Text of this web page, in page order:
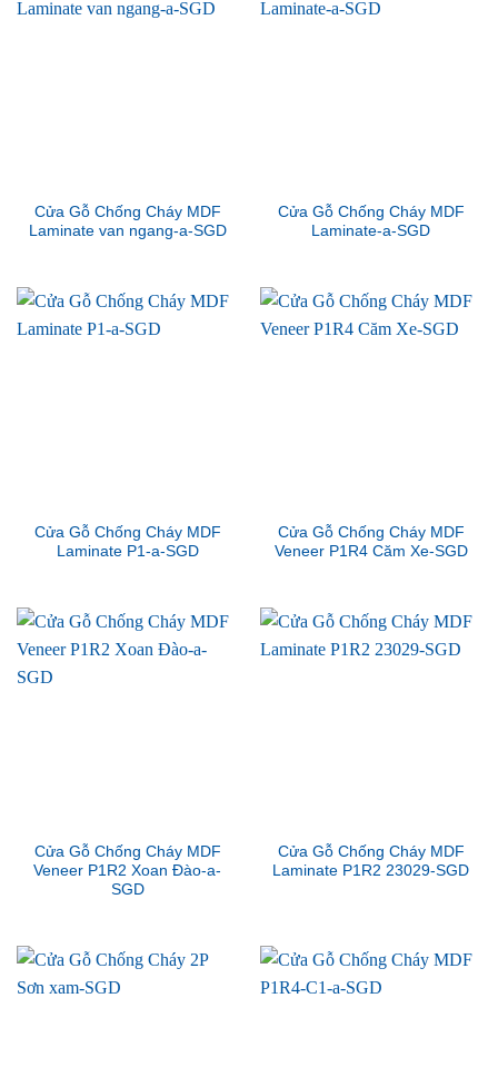
Cửa Gỗ Chống Cháy MDF
Laminate van ngang-a-SGD
Cửa Gỗ Chống Cháy MDF
Laminate-a-SGD
Cửa Gỗ Chống Cháy MDF
Laminate P1-a-SGD
Cửa Gỗ Chống Cháy MDF
Veneer P1R4 Căm Xe-SGD
Cửa Gỗ Chống Cháy MDF
Veneer P1R2 Xoan Đào-a-
SGD
Cửa Gỗ Chống Cháy MDF
Laminate P1R2 23029-SGD